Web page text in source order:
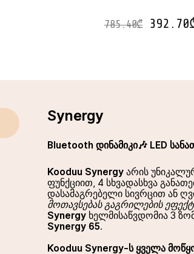
785.40₾ 392.70
Synergy
Bluetooth დინამიკი🎶 LED
Kooduu Synergyარის
ფუნქციით, 4 სხვადასხვა
დასამაგრებელი სივრცით ან
მოთავსებას გაგრილების
Synergy ხელმისაწვდომია 3
Synergy 65.
Kooduu Synergy-ს ყველა